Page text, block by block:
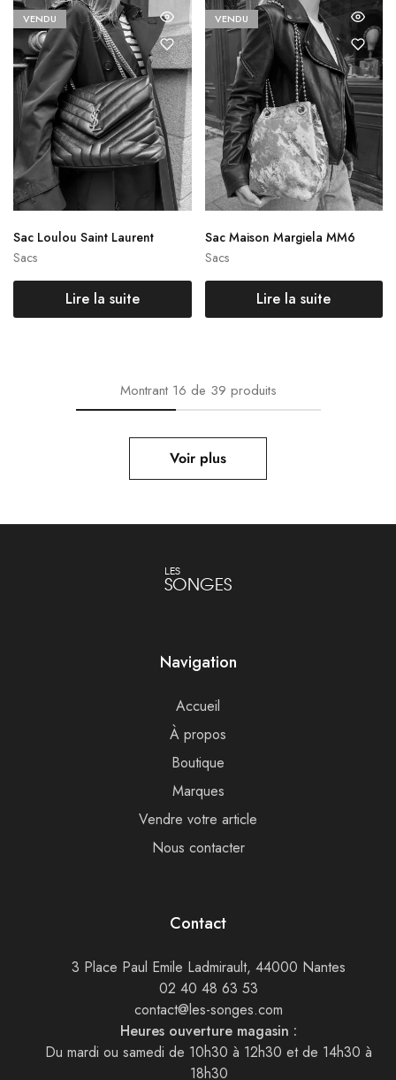
VENDU
Sacs
Sac Loulou Saint Laurent
Lire la suite
VENDU
Sacs
Sac Maison Margiela MM6
Lire la suite
Montrant16 de 39 produits
Voir plus
SONGES
LES
Navigation
Accueil
À propos
Boutique
Marques
Vendre votre article
Nous contacter
Contact
3 Place Paul Emile Ladmirault, 44000 Nantes
02 40 48 63 53
contact@les-songes.com
Heures ouverture magasin :
Du mardi ou samedi de 10h30 à 12h30 et de 14h30 à
18h30